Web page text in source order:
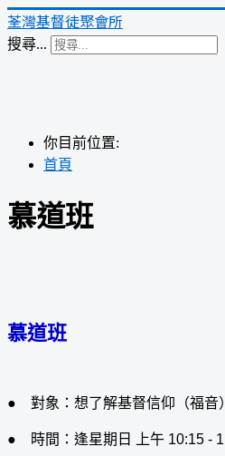
荃灣基督徒聚會所
搜尋...
你目前位置:
首頁
慕道班
慕道班
● 對象：想了解基督信仰（福音
● 時間：逢星期日 上午 10:15 -